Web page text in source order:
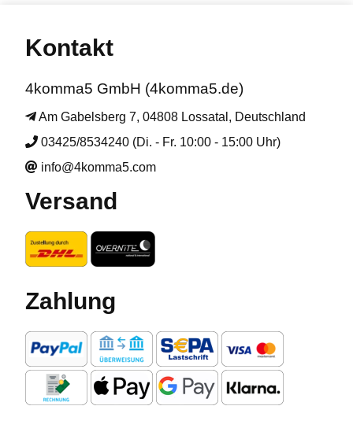
Kontakt
4komma5 GmbH (4komma5.de)
Am Gabelsberg 7, 04808 Lossatal, Deutschland
03425/8534240 (Di. - Fr. 10:00 - 15:00 Uhr)
info@4komma5.com
Versand
Zahlung